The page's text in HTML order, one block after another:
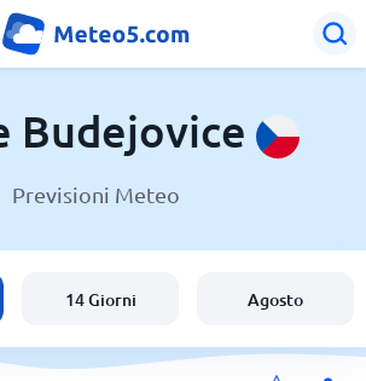
Budejovice
Previsioni Meteo
14 Giorni Agosto